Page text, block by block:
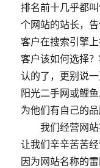
排名前十几乎都
个网站的站长，告
客户在搜索引擎
客户该如何选择
认的了，更别说
阳光二手网或鲤
为他们有自己的品
我们经营网站
让我们辛辛苦苦
因为网站名称的